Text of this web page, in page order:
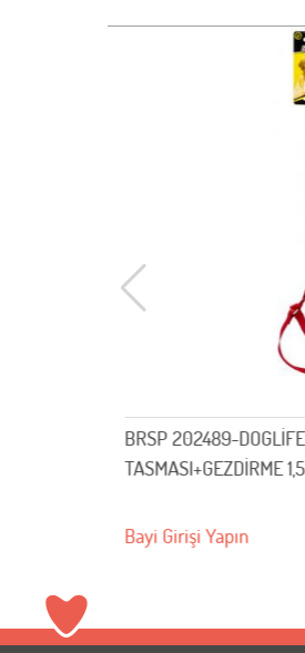
BRSP 202489-DOGLİFE KÖPEKLER
TASMASI+GEZDİRME 1,5CM
Bayi Girişi Yapın